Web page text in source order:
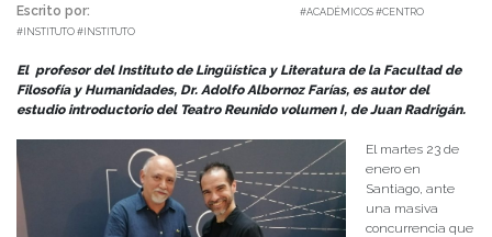
Escrito por:
#ACADÉMICOS #CENTRO
#INSTITUTO #INSTITUTO
El profesor del Instituto de Lingüística y Literatura de la Facultad de
Filosofía y Humanidades, Dr. Adolfo Albornoz Farías, es autor del
estudio introductorio del Teatro Reunido volumen I, de Juan Radrigán.
El martes 23 de
enero en
Santiago, ante
una masiva
concurrencia que